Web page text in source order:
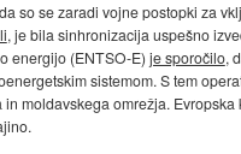
so se zaradi vojne postopki za
, je bila sinhronizacija uspešno
energijo (ENTSO-E) je sporočilo,
sistemom. S tem
moldavskega omrežja. Evropska